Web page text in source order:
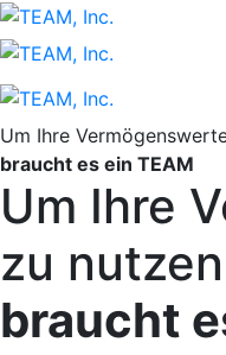
Um Ihre
braucht es ein TEAM
Um Ihre
zu
braucht